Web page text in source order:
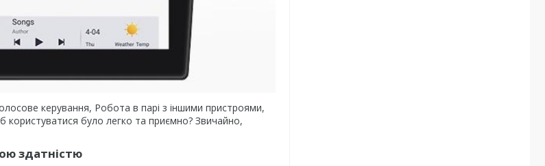
керування, Робота в парі з іншими пристроями,
було легко та приємно? Звичайно,
здатністю